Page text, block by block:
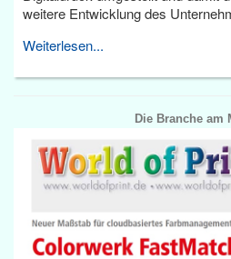
weitere Entwicklung des
Weiterlesen...
Die Branche am